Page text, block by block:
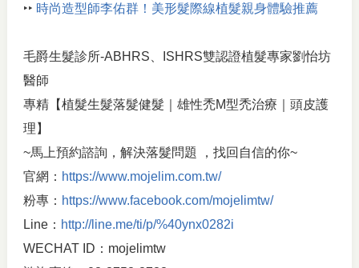
‣‣ 時尚造型師李佑群！美形髮際線植髮親身體驗推薦
毛爵生髮診所-ABHRS、ISHRS雙認證植髮專家劉怡坊
醫師
專精【植髮生髮落髮健髮｜雄性禿M型禿治療｜頭皮護
理】
~馬上預約諮詢，解決落髮問題 ，找回自信的你~
官網： https://www.mojelim.com.tw/
粉專： https://www.facebook.com/mojelimtw/
Line： http://line.me/ti/p/%40ynx0282i
WECHAT ID：mojelimtw